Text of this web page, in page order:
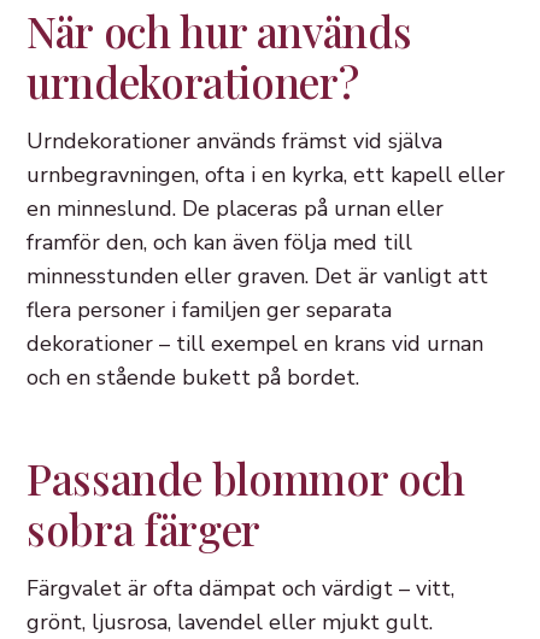
När och hur används
urndekorationer?
Urndekorationer används främst vid själva
urnbegravningen, ofta i en kyrka, ett kapell eller
en minneslund. De placeras på urnan eller
framför den, och kan även följa med till
minnesstunden eller graven. Det är vanligt att
flera personer i familjen ger separata
dekorationer – till exempel en krans vid urnan
och en stående bukett på bordet.
Passande blommor och
sobra färger
Färgvalet är ofta dämpat och värdigt – vitt,
grönt, ljusrosa, lavendel eller mjukt gult.